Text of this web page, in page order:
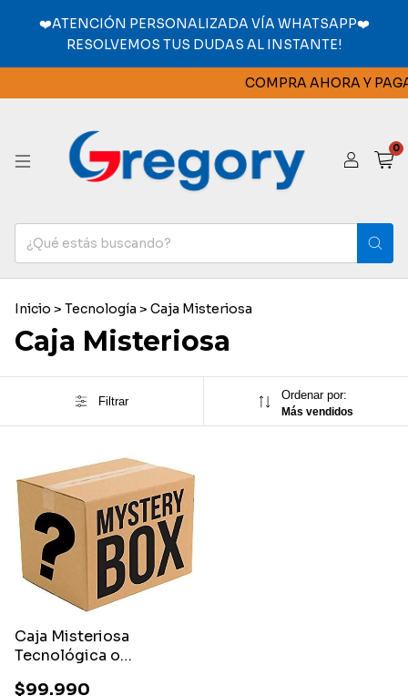
❤️ATENCIÓN PERSONALIZADA VÍA WHATSAPP❤️
RESOLVEMOS TUS DUDAS AL INSTANTE!
COMPRA AHORA Y
0
Inicio > Tecnología > Caja Misteriosa
Caja Misteriosa
Filtrar Ordenar por:
Más vendidos
Caja Misteriosa
Tecnológica o
$99.990